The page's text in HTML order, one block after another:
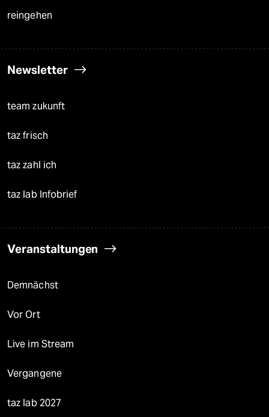
reingehen
Newsletter
team zukunft
taz frisch
taz zahl ich
taz lab Infobrief
Veranstaltungen
Demnächst
Vor Ort
Live im Stream
Vergangene
taz lab 2027